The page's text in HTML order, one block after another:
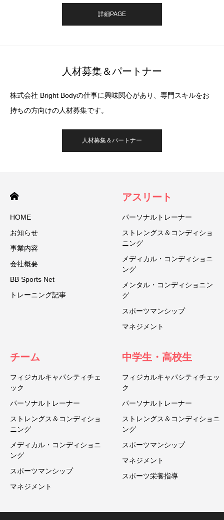
詳細PAGE
人材募集＆パートナー
株式会社 Bright Bodyの仕事に興味関心があり、専門スキルをお
持ちの方向けの人材募集です。
人材募集＆パートナー
HOME
お知らせ
事業内容
会社概要
BB Sports Net
トレーニング記事
アスリート
パーソナルトレーナー
ストレングス＆コンディショ
ニング
メディカル・コンディショニ
ング
メンタル・コンディショニン
グ
スポーツマンシップ
マネジメント
チーム
フィジカルキャパシティチェ
ック
パーソナルトレーナー
ストレングス＆コンディショ
ニング
メディカル・コンディショニ
ング
スポーツマンシップ
マネジメント
中学生・高校生
フィジカルキャパシティチェッ
ク
パーソナルトレーナー
ストレングス＆コンディショニ
ング
スポーツマンシップ
マネジメント
スポーツ栄養指導